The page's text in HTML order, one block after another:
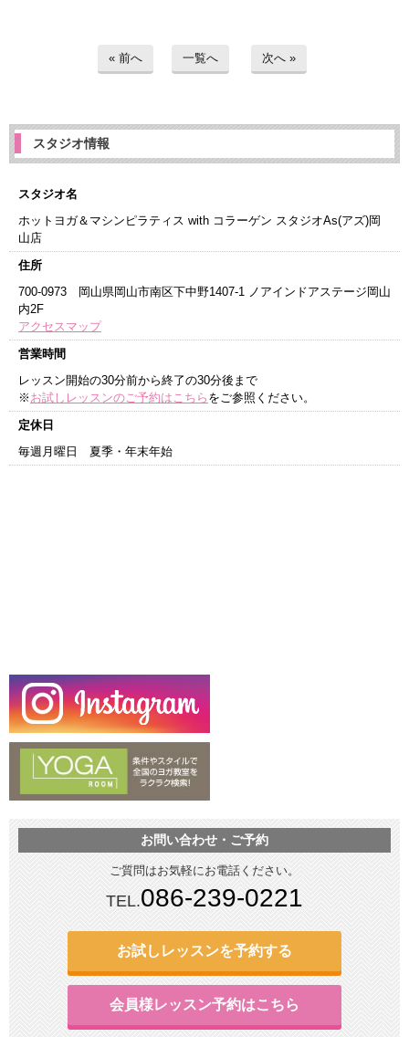
« 前へ 一覧へ 次へ »
スタジオ情報
スタジオ名
ホットヨガ＆マシンピラティス with コラーゲン スタジオAs(アズ)岡
山店
住所
700-0973 岡山県岡山市南区下中野1407-1 ノアインドアステージ岡山
内2F
アクセスマップ
営業時間
レッスン開始の30分前から終了の30分後まで
※ お試しレッスンのご予約はこちら をご参照ください。
定休日
毎週月曜日 夏季・年末年始
お問い合わせ・ご予約
ご質問はお気軽にお電話ください。
TEL.086-239-0221
お試しレッスンを予約する
会員様レッスン予約はこちら